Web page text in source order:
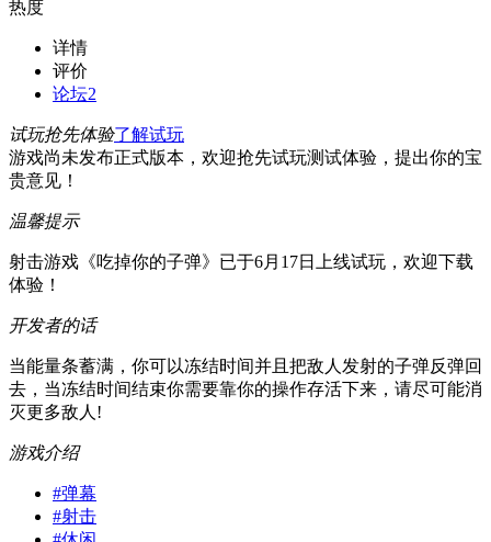
热度
详情
评价
论坛2
试玩抢先体验了解试玩
游戏尚未发布正式版本，欢迎抢先试玩测试体验，提出你的宝
贵意见！
温馨提示
射击游戏《吃掉你的子弹》已于6月17日上线试玩，欢迎下载
体验！
开发者的话
当能量条蓄满，你可以冻结时间并且把敌人发射的子弹反弹回
去，当冻结时间结束你需要靠你的操作存活下来，请尽可能消
灭更多敌人!
游戏介绍
#弹幕
#射击